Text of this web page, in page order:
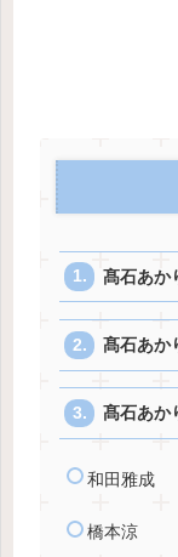
髙石あか
髙石あか
髙石あか
和田雅成
橋本涼